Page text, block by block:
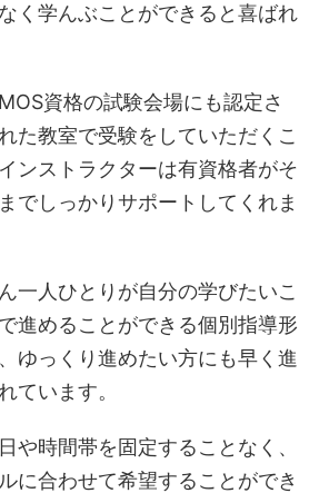
く学んぶことができると喜ばれ
資格の試験会場にも認定さ
た教室で受験をしていただくこ
ンストラクターは有資格者がそ
でしっかりサポートしてくれま
一人ひとりが自分の学びたいこ
進めることができる個別指導形
ゆっくり進めたい方にも早く進
ています。
や時間帯を固定することなく、
に合わせて希望することができ